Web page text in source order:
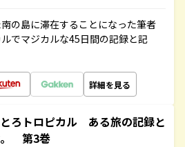
の島に滞在することになった筆者
でマジカルな45日間の記録と記
詳細を見る
ろトロピカル ある旅の記録と
第3巻